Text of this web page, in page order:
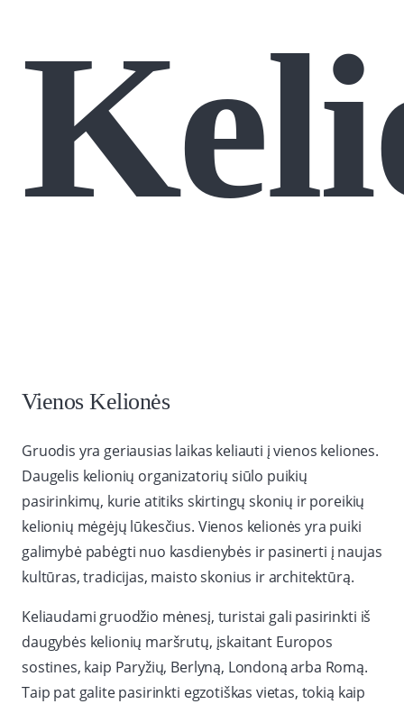
Vienos Kelionės
Gruodis yra geriausias laikas keliauti į vienos keliones.
Daugelis kelionių organizatorių siūlo puikių
pasirinkimų, kurie atitiks skirtingų skonių ir poreikių
kelionių mėgėjų lūkesčius. Vienos kelionės yra puiki
galimybė pabėgti nuo kasdienybės ir pasinerti į naujas
kultūras, tradicijas, maisto skonius ir architektūrą.
Keliaudami gruodžio mėnesį, turistai gali pasirinkti iš
daugybės kelionių maršrutų, įskaitant Europos
sostines, kaip Paryžių, Berlyną, Londoną arba Romą.
Taip pat galite pasirinkti egzotiškas vietas, tokią kaip